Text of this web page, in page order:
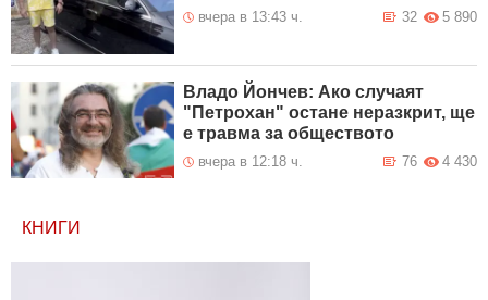
вчера в 13:43 ч. 5 890
32
Владо Йончев: Ако случаят
"Петрохан" остане неразкрит, ще
е травма за обществото
вчера в 12:18 ч. 4 430
76
КНИГИ